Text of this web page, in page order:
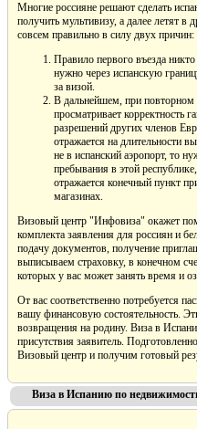
Многие россияне решают сделать
получить мультивизу, а далее летят в
совсем правильно в силу двух причин:
Правило первого въезда
нужно через испанскую
за визой.
В дальнейшем, при повторном
просматривает корректность
разрешений других членов
отражается на длительности
не в испанский аэропорт, то
пребывания в этой
отражается конечный пункт
магазинах.
Визовый центр "Инфовиза" окажет
комплекта заявления для россиян и
подачу документов, получение
выписываем страховку, в конечном
которых у вас может занять время и
От вас соответственно потребуется
вашу финансовую состоятельность.
возвращения на родину. Виза в
присутствия заявитель.
Визовый центр и получим готовый
Виза в Испанию по